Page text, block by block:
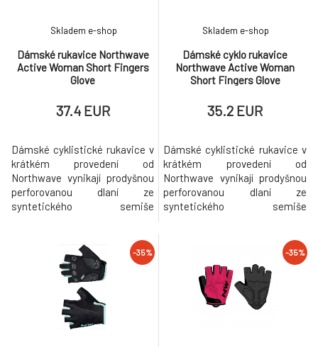
Dámské rukavice Northwave
Active Woman Short Fingers
Glove
Skladem e-shop
37.4 EUR
Dámské cyklistické rukavice v
krátkém provedení od
Northwave vynikají prodyšnou
perforovanou dlaní ze
syntetického semiše
vyroben z elastického
polyesteru v rychloschnoucím
a prodyšném provedení.
Stahování obvodu zápěstí
páskem na suchý zip. Konce
prstů zapošity pro snadné na
Dámské cyklo rukavice
Northwave Active Woman
Short Fingers Glove
Skladem e-shop
35.2 EUR
Dámské cyklistické rukavice v
krátkém provedení od
Northwave vynikají prodyšnou
perforovanou dlaní ze
syntetického semiše
vyroben z elastického
polyesteru v rychloschnoucím
a prodyšném provedení.
Stahování obvodu zápěstí
páskem na suchý zip. Konce
-35% -35%